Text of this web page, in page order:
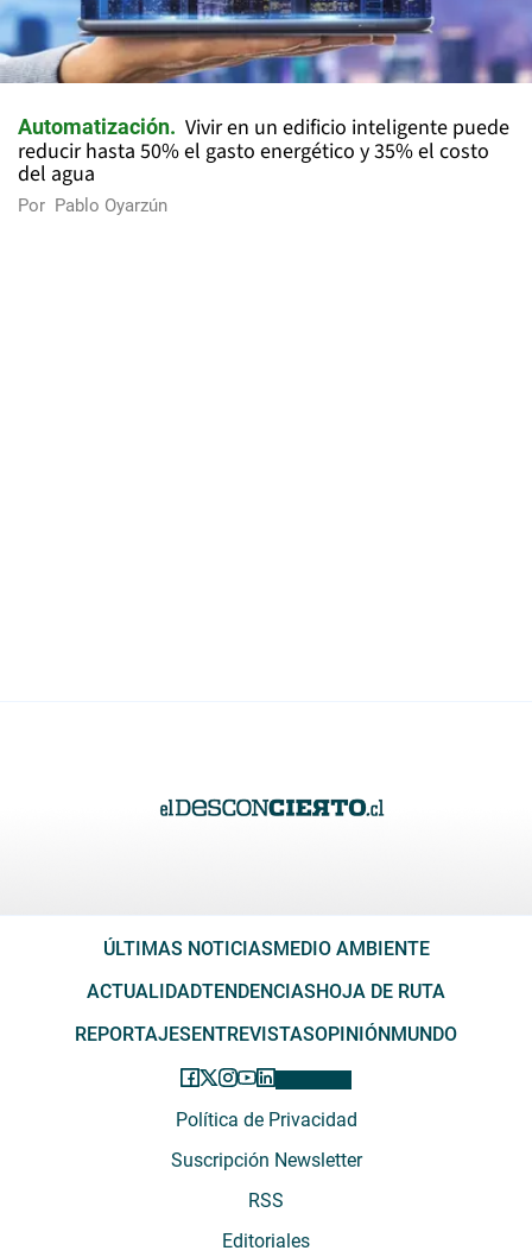
Automatización
Vivir en un edificio inteligente puede
reducir hasta 50% el gasto energético y 35% el costo
del agua
Por Pablo Oyarzún
ÚLTIMAS NOTICIASMEDIO AMBIENTE
ACTUALIDADTENDENCIASHOJA DE RUTA
REPORTAJESENTREVISTASOPINIÓNMUNDO
Política de Privacidad
Suscripción Newsletter
RSS
Editoriales